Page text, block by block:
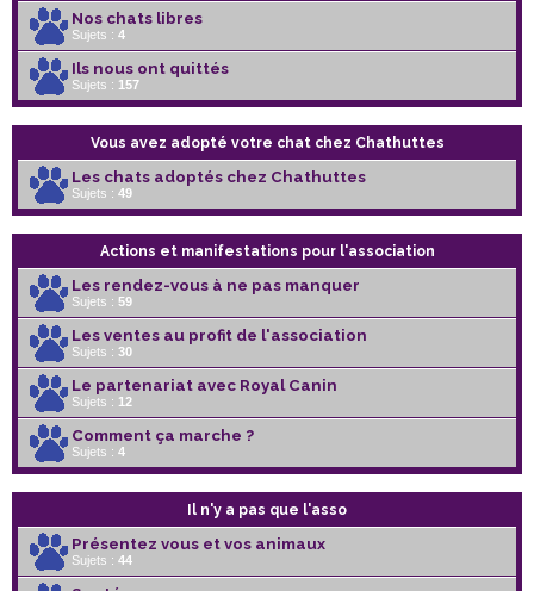
Nos chats libres
Sujets : 4
Ils nous ont quittés
Sujets : 157
Vous avez adopté votre chat chez Chathuttes
Les chats adoptés chez Chathuttes
Sujets : 49
Actions et manifestations pour l'association
Les rendez-vous à ne pas manquer
Sujets : 59
Les ventes au profit de l'association
Sujets : 30
Le partenariat avec Royal Canin
Sujets : 12
Comment ça marche ?
Sujets : 4
Il n'y a pas que l'asso
Présentez vous et vos animaux
Sujets : 44